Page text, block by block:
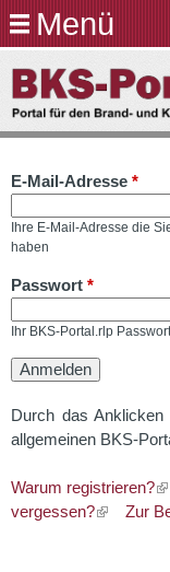
BKS-
Portal.rlp
E-Mail-Adresse *
Ihre E-Mail-Adresse die
haben
Passwort *
Ihr BKS-Portal.rlp Passwort
Durch das
allgemeinen BKS-
Warum registrieren?
vergessen?
Zur
Menü